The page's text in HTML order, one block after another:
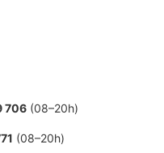
706 (08–20h)
(08–20h)